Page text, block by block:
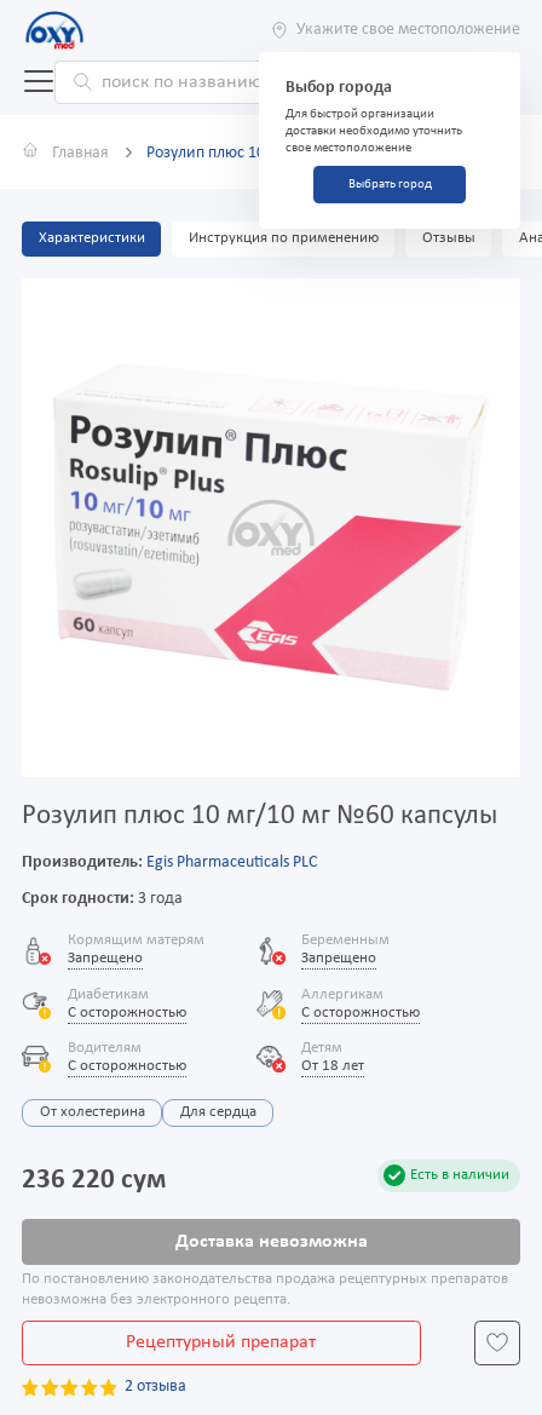
Укажите свое местоположение
Выбор города
Для быстрой организации
доставки необходимо уточнить
свое местоположение
Выбрать город
Главная Розулип плюс 10 мг/10 мг №60 капсулы
Характеристики Инструкция по применению Отзывы
Розулип плюс 10 мг/10 мг №60 капсулы
Производитель: Egis Pharmaceuticals PLC
Срок годности: 3 года
Кормящим матерям
Запрещено
Беременным
Запрещено
Диабетикам
С осторожностью
Аллергикам
С осторожностью
Водителям
С осторожностью
Детям
От 18 лет
От холестерина Для сердца
Есть в наличии
236 220 сум
Доставка невозможна
По постановлению законодательства продажа рецептурных препаратов
невозможна без электронного рецепта.
Рецептурный препарат
2 отзыва